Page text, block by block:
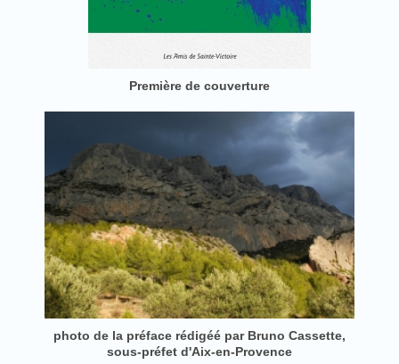
Première de couverture
photo de la préface rédigéé par Bruno Cassette,
sous-préfet d'Aix-en-Provence